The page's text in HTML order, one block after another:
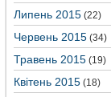
Липень 2015 (22)
Червень 2015 (34)
Травень 2015 (19)
Квітень 2015 (18)